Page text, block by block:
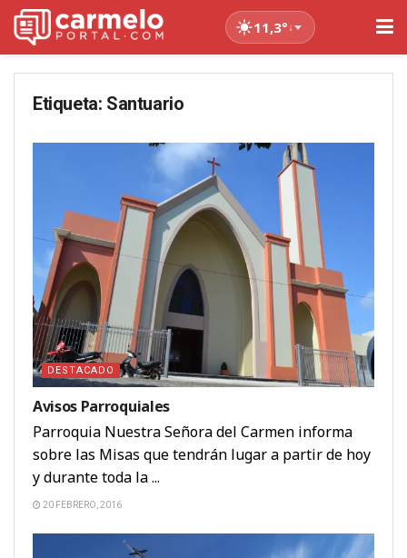
11,3°↓
Etiqueta: Santuario
DESTACADO
Avisos Parroquiales
Parroquia Nuestra Señora del Carmen informa
sobre las Misas que tendrán lugar a partir de hoy
y durante toda la ...
20 FEBRERO, 2016